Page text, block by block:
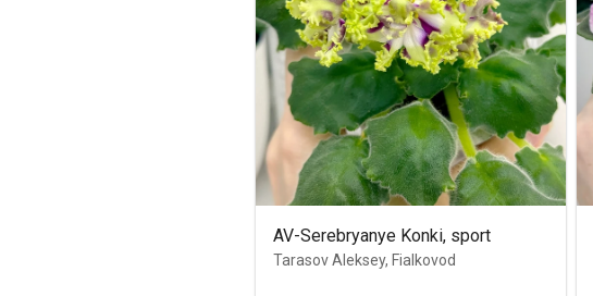
AV-Serebryanye Konki, sport
Tarasov Aleksey, Fialkovod